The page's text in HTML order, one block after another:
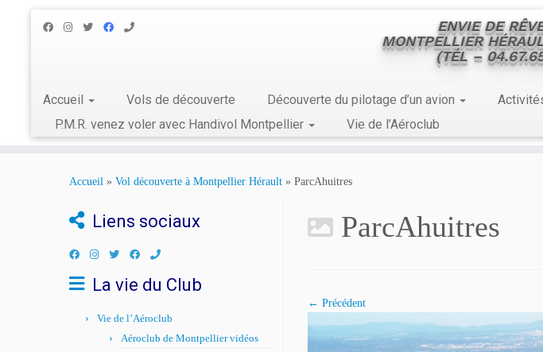
ENVIE DE
MONTPELLIER
(TÉL –
Accueil Vols de découverte Découverte du pilotage d’un avion
P.M.R. venez voler avec Handivol Montpellier
Vie de l’Aéroclub
Accueil » Vol découverte à Montpellier Hérault » ParcAhuitres
Liens sociaux
La vie du Club
Vie de l’Aéroclub
Aéroclub de Montpellier vidéos
ParcAhuitres
← Précédent